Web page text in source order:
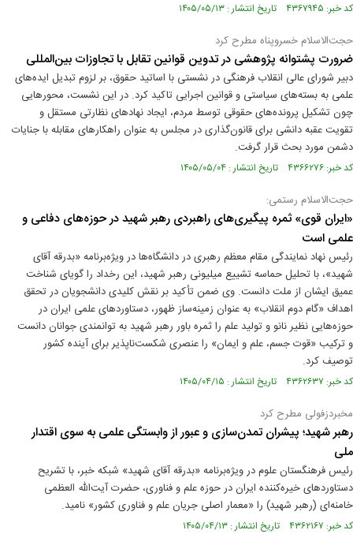
کد خبر: ۴۳۶۷۹۴۵ تاریخ انتشار : ۱۴۰۵/۰۵/۱۳
حجت‌الاسلام خسروپناه مطرح کرد
ضرورت پشتوانه پژوهشی در تدوین قوانین تقابل با تجاوزات بین‌المللی
دبیر شورای عالی انقلاب فرهنگی در نشستی با اساتید حقوق، بر لزوم تبدیل ایده‌های
علمی به بسته‌های سیاستی و قوانین اجرایی تاکید کرد. در این نشست، محورهایی
چون تشکیل پرونده‌های حقوقی توسط مردم، ایجاد نهادهای نظارتی مستقل و
تقویت عقبه دانشی برای قانون‌گذاری در مجلس به عنوان راهکارهای مقابله با جنایات
دشمن مورد بحث قرار گرفت.
کد خبر: ۴۳۶۶۲۷۶ تاریخ انتشار : ۱۴۰۵/۰۵/۰۴
حجت‌الاسلام رستمی:
«ایران قوی» ثمره پیگیری‌های راهبردی رهبر شهید در حوزه‌های دفاعی و
علمی است
رئیس نهاد نمایندگی مقام معظم رهبری در دانشگاه‌ها در ویژه‌برنامه «بدرقه آقای
شهید»، با تحلیل حماسه‌ تشییع میلیونی رهبر شهید، این رخداد را گویای شناخت
عمیق ایشان از ملت دانست. وی ضمن تأکید بر نقش کلیدی دانشجویان در تحقق
اهداف «گام دوم انقلاب» به عنوان زمینه‌ساز ظهور، دستاوردهای علمی ایران در
حوزه‌هایی نظیر نانو و تولید علم را ثمره باور رهبر شهید به توانمندی جوانان دانست
و ترکیب «قوت جسم، علم و ایمان» را عنصری شکست‌ناپذیر برای آینده کشور
توصیف کرد.
کد خبر: ۴۳۶۲۶۳۷ تاریخ انتشار : ۱۴۰۵/۰۴/۱۵
مخبردزفولی مطرح کرد
رهبر شهید؛ پیشران تمدن‌سازی و عبور از وابستگی علمی به سوی اقتدار
ملی
رئیس فرهنگستان علوم در ویژه‌برنامه «بدرقه آقای شهید» شبکه خبر، با تشریح
دستاوردهای خیره‌کننده ایران در حوزه علم و فناوری، حضرت آیت‌الله العظمی
خامنه‌ای (رهبر شهید) را «معمار اصلی جریان علم و فناوری کشور» نامید.
کد خبر: ۴۳۶۲۱۶۷ تاریخ انتشار : ۱۴۰۵/۰۴/۱۳